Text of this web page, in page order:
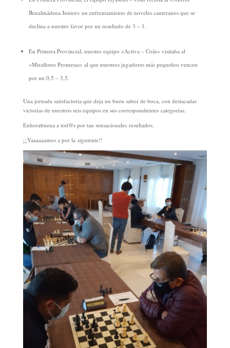
Benalmádena Junior» un enfrentamiento de noveles canteranos que se
declina a nuestro favor por un resultado de 3 – 1.
En Primera Provincial, nuestro equipo «Activa – Coín» visitaba al
«Miraflores Promesas» al que nuestros jugadores más pequeños vencen
por un 0,5 – 3,5.
Una jornada satisfactoria que deja un buen sabor de boca, con destacadas
victorias de nuestros seis equipos en sus correspondientes categorías.
Enhorabuena a tod@s por tan sensacionales resultados.
¡¡Vaaaaaamos a por la siguiente!!